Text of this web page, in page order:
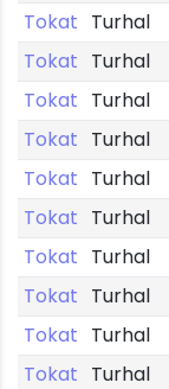
Tokat Turhal
Tokat Turhal
Tokat Turhal
Tokat Turhal
Tokat Turhal
Tokat Turhal
Tokat Turhal
Tokat Turhal
Tokat Turhal
Tokat Turhal